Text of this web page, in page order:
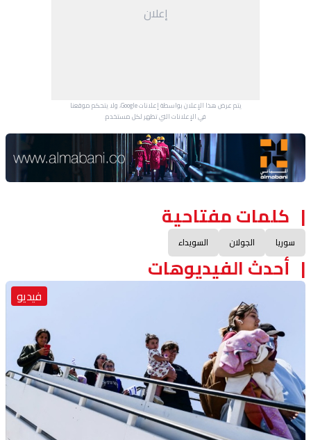
إعلان
يتم عرض هذا الإعلان بواسطة إعلانات Google، ولا يتحكم موقعنا
في الإعلانات التي تظهر لكل مستخدم.
Advertisement Section
كلمات مفتاحية
سوريا الجولان السويداء
أحدث الفيديوهات
فيديو